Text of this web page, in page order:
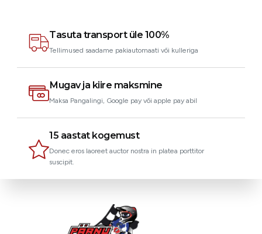
Tasuta transport üle 100%
Tellimused saadame pakiautomaati või kulleriga
Mugav ja kiire maksmine
Maksa Pangalingi, Google pay või apple pay abil
15 aastat kogemust
Donec eros laoreet auctor nostra in platea porttitor
suscipit.